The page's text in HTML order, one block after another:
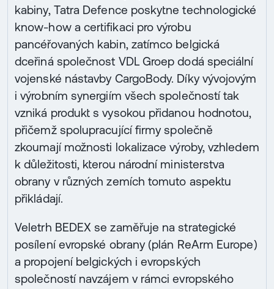
kabiny, Tatra Defence poskytne technologické
know-how a certifikaci pro výrobu
pancéřovaných kabin, zatímco belgická
dceřiná společnost VDL Groep dodá speciální
vojenské nástavby CargoBody. Díky vývojovým
i výrobním synergiím všech společností tak
vzniká produkt s vysokou přidanou hodnotou,
přičemž spolupracující firmy společně
zkoumají možnosti lokalizace výroby, vzhledem
k důležitosti, kterou národní ministerstva
obrany v různých zemích tomuto aspektu
přikládají.
Veletrh BEDEX se zaměřuje na strategické
posílení evropské obrany (plán ReArm Europe)
a propojení belgických i evropských
společností navzájem v rámci evropského